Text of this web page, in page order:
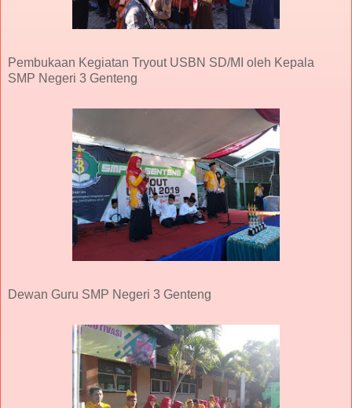
Pembukaan Kegiatan Tryout USBN SD/MI oleh Kepala
SMP Negeri 3 Genteng
Dewan Guru SMP Negeri 3 Genteng